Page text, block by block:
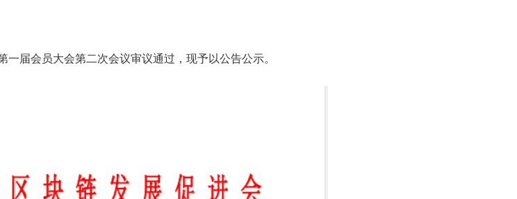
届会员大会第二次会议审议通过，现予以公告公示。